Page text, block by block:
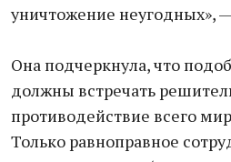
уничтожение неугодных»,
Она подчеркнула, что
должны встречать
противодействие всего
Только равноправное